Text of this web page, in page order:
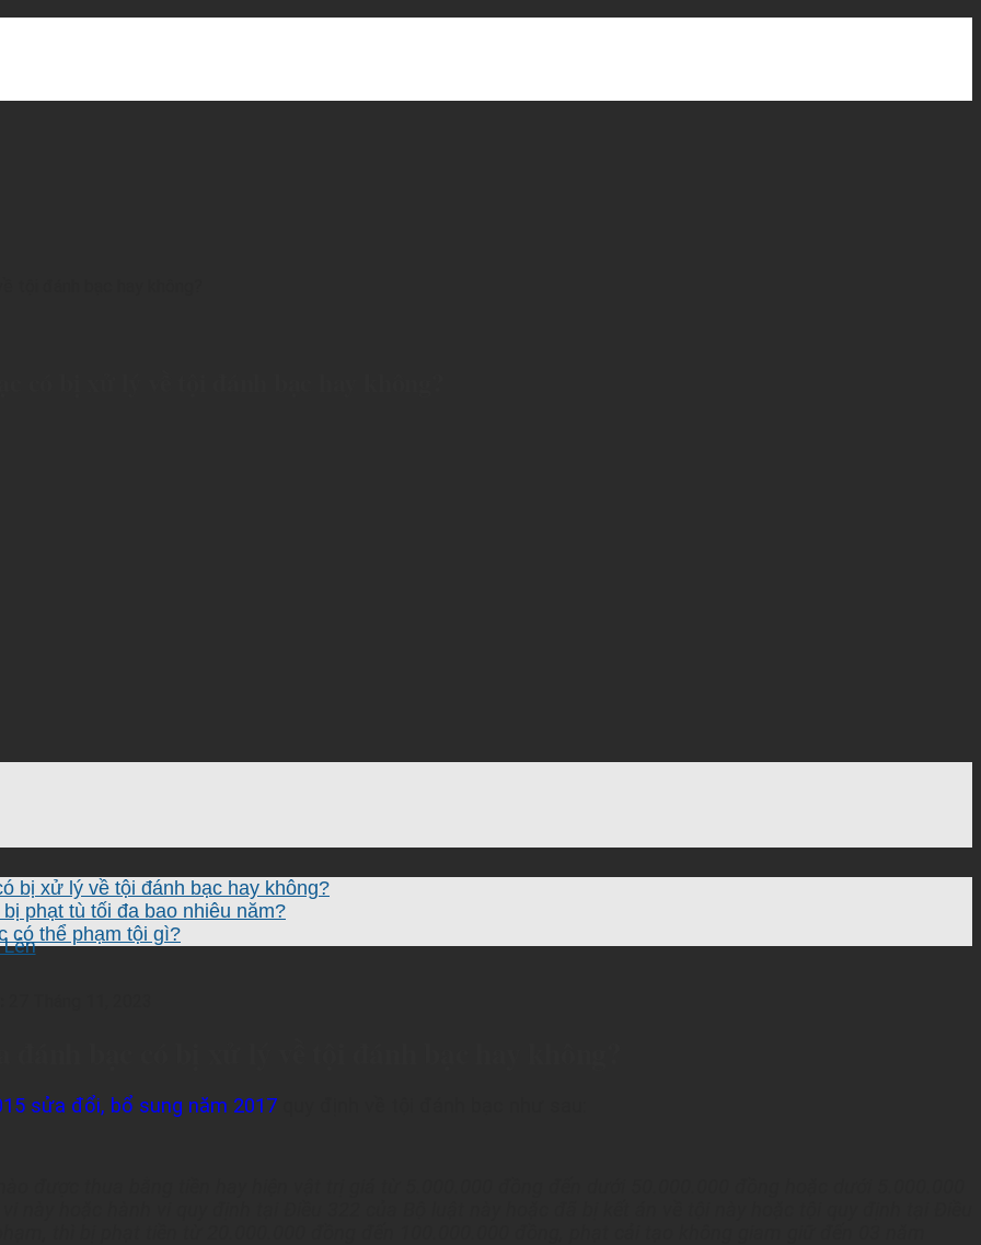
tội đánh bạc hay không?
có bị xử lý về tội đánh bạc hay không?
bị xử lý về tội đánh bạc hay không?
phạt tù tối đa bao nhiêu năm?
có thể phạm tội gì?
bạc có bị xử lý về tội đánh bạc hay không?
sửa đổi, bổ sung năm 2017
được thua bằng tiền hay hiện vật trị giá từ 5.000.000 đồng đến dưới 50.000.000 đồng hoặc dưới 5.000.000
này hoặc hành vi quy định tại Điều 322 của Bộ luật này hoặc đã bị kết án về tội này hoặc tội quy định tại Điều
thì bị phạt tiền từ 20.000.000 đồng đến 100.000.000 đồng, phạt cải tạo không giam giữ đến 03 năm